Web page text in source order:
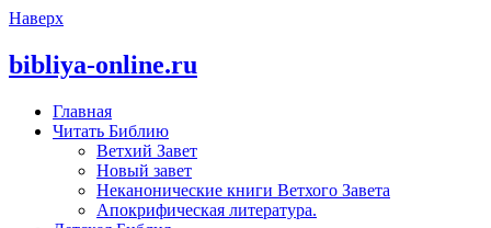
Наверх
bibliya-online.ru
Главная
Читать Библию
Ветхий Завет
Новый завет
Неканонические книги Ветхого Завета
Апокрифическая литература.